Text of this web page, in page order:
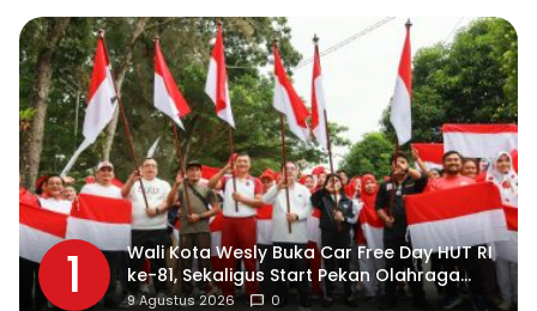
1
Wali Kota Wesly Buka Car Free Day HUT RI
ke-81, Sekaligus Start Pekan Olahraga
Masyarakat Merah Putih
9 Agustus 2026 0